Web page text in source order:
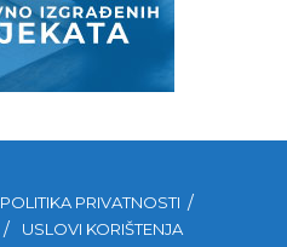
POLITIKA PRIVATNOSTI
USLOVI KORIŠTENJA